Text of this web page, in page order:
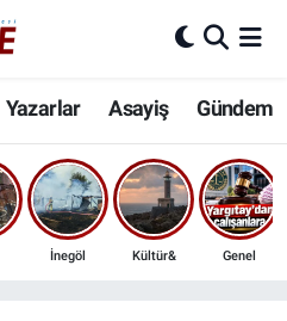
Yazarlar Asayiş Gündem
İnegöl Kültür& Genel